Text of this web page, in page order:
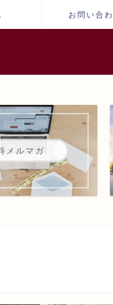
お問い合
メルマガ